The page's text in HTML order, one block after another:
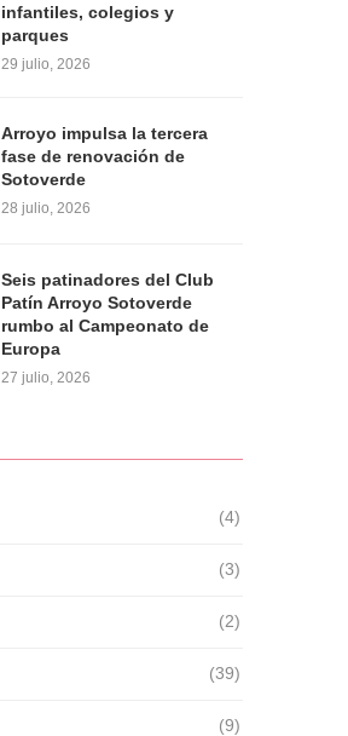
infantiles, colegios y
parques
29 julio, 2026
Arroyo impulsa la tercera
fase de renovación de
Sotoverde
28 julio, 2026
Seis patinadores del Club
Patín Arroyo Sotoverde
rumbo al Campeonato de
Europa
27 julio, 2026
(4)
(3)
(2)
(39)
(9)